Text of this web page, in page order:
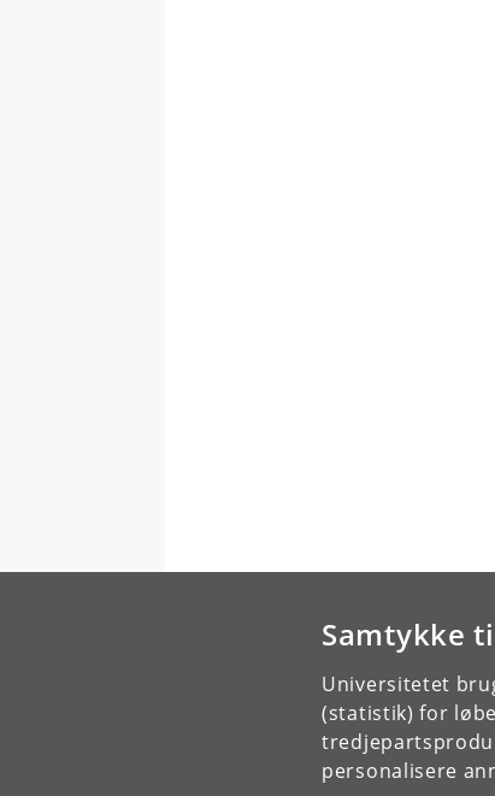
Samtykke
Universitetet
(statistik) for
personalisere